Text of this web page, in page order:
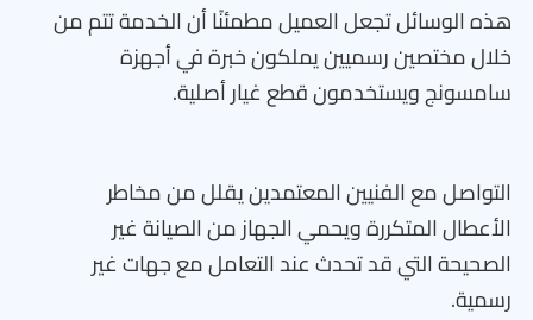
هذه الوسائل تجعل العميل مطمئنًا أن الخدمة تتم من
خلال مختصين رسميين يملكون خبرة في أجهزة
سامسونج ويستخدمون قطع غيار أصلية.
التواصل مع الفنيين المعتمدين يقلل من مخاطر
الأعطال المتكررة ويحمي الجهاز من الصيانة غير
الصحيحة التي قد تحدث عند التعامل مع جهات غير
رسمية.